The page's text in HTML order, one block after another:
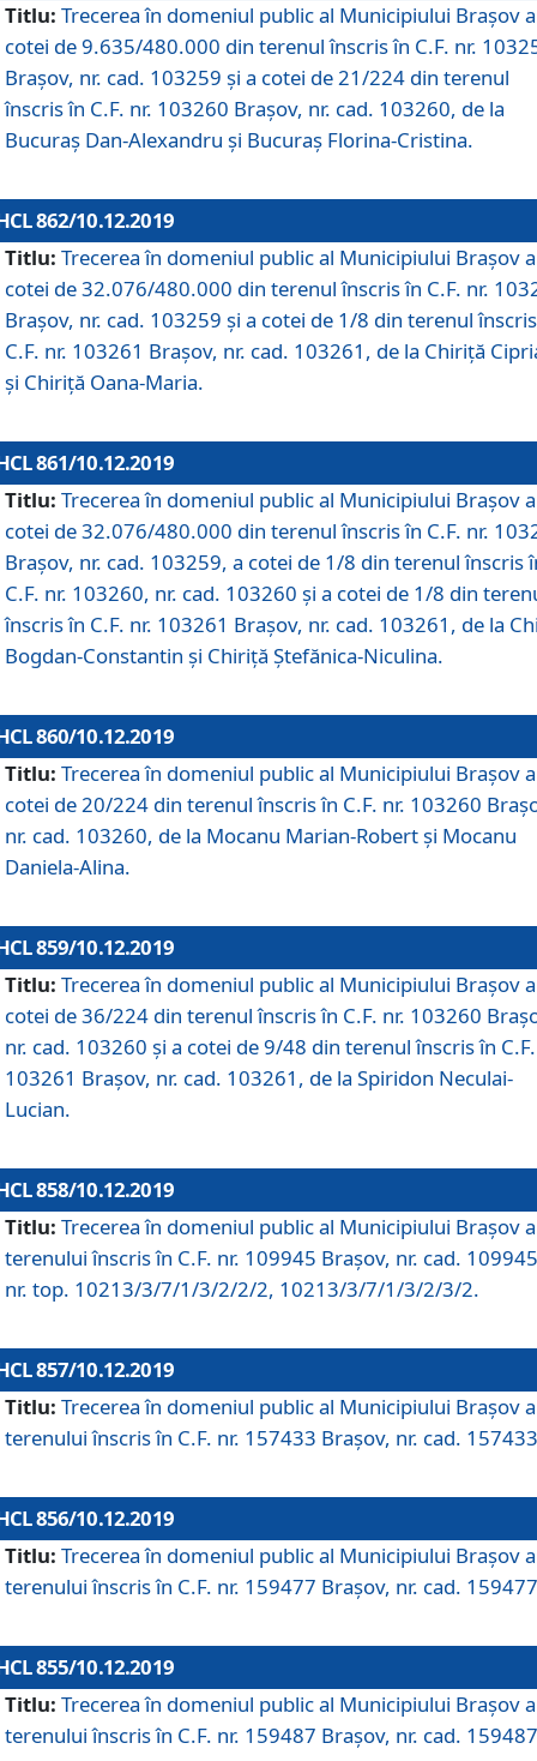
Titlu: Trecerea în domeniul public al Municipiului Braşov a
cotei de 9.635/480.000 din terenul înscris în C.F. nr.
Brașov, nr. cad. 103259 și a cotei de 21/224 din terenul
înscris în C.F. nr. 103260 Brașov, nr. cad. 103260, de la
Bucuraș Dan-Alexandru și Bucuraș Florina-Cristina.
862/10.12.2019
Titlu: Trecerea în domeniul public al Municipiului Braşov a
cotei de 32.076/480.000 din terenul înscris în C.F. nr.
Brașov, nr. cad. 103259 și a cotei de 1/8 din terenul
C.F. nr. 103261 Brașov, nr. cad. 103261, de la Chiriță
și Chiriță Oana-Maria.
861/10.12.2019
Titlu: Trecerea în domeniul public al Municipiului Braşov a
cotei de 32.076/480.000 din terenul înscris în C.F. nr.
Brașov, nr. cad. 103259, a cotei de 1/8 din terenul înscris
C.F. nr. 103260, nr. cad. 103260 și a cotei de 1/8 din
înscris în C.F. nr. 103261 Brașov, nr. cad. 103261, de la
Bogdan-Constantin și Chiriță Ștefănica-Niculina.
860/10.12.2019
Titlu: Trecerea în domeniul public al Municipiului Braşov a
cotei de 20/224 din terenul înscris în C.F. nr. 103260
nr. cad. 103260, de la Mocanu Marian-Robert și Mocanu
Daniela-Alina.
859/10.12.2019
Titlu: Trecerea în domeniul public al Municipiului Braşov a
cotei de 36/224 din terenul înscris în C.F. nr. 103260
nr. cad. 103260 și a cotei de 9/48 din terenul înscris în
103261 Brașov, nr. cad. 103261, de la Spiridon Neculai-
Lucian.
858/10.12.2019
Titlu: Trecerea în domeniul public al Municipiului Braşov a
terenului înscris în C.F. nr. 109945 Brașov, nr. cad.
nr. top. 10213/3/7/1/3/2/2/2, 10213/3/7/1/3/2/3/2.
857/10.12.2019
Titlu: Trecerea în domeniul public al Municipiului Braşov a
terenului înscris în C.F. nr. 157433 Brașov, nr. cad.
856/10.12.2019
Titlu: Trecerea în domeniul public al Municipiului Braşov a
terenului înscris în C.F. nr. 159477 Brașov, nr. cad.
855/10.12.2019
Titlu: Trecerea în domeniul public al Municipiului Braşov a
terenului înscris în C.F. nr. 159487 Brașov, nr. cad.